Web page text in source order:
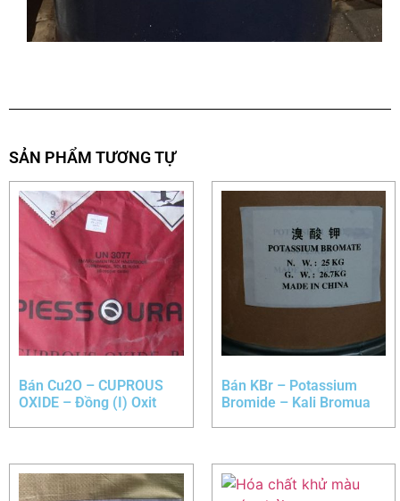
SẢN PHẨM TƯƠNG TỰ
Bán Cu2O – CUPROUS
OXIDE – Đồng (I) Oxit
Bán KBr – Potassium
Bromide – Kali Bromua